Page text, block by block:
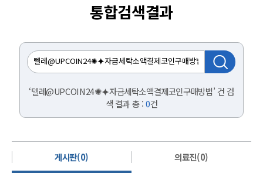
통합검색결과
‘텔레@UPCOIN24✺⯌자금세탁소액결제코인구매방법’ 건 검
색 결과 총 :0건
게시판(0) 의료진(0)